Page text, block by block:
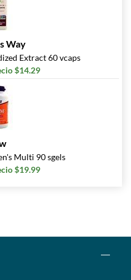
Way
Extract 60 vcaps
$14.29
Multi 90 sgels
$19.99